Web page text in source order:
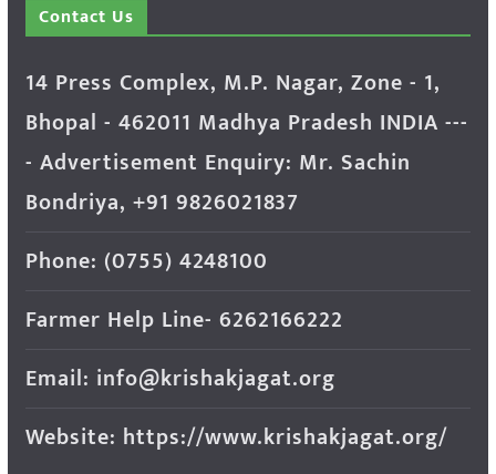
Contact Us
14 Press Complex, M.P. Nagar, Zone - 1,
Bhopal - 462011 Madhya Pradesh INDIA ---
- Advertisement Enquiry: Mr. Sachin
Bondriya, +91 9826021837
Phone: (0755) 4248100
Farmer Help Line- 6262166222
Email: info@krishakjagat.org
Website: https://www.krishakjagat.org/